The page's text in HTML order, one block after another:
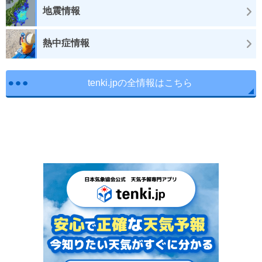
地震情報
熱中症情報
tenki.jpの全情報はこちら